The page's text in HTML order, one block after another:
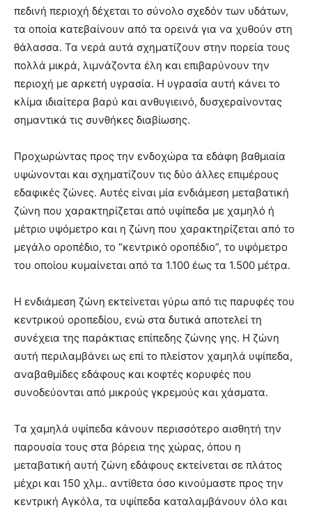
πεδινή περιοχή δέχεται το σύνολο σχεδόν των υδάτων,
τα οποία κατεβαίνουν από τα ορεινά για να χυθούν στη
θάλασσα. Τα νερά αυτά σχηματίζουν στην πορεία τους
πολλά μικρά, λιμνάζοντα έλη και επιβαρύνουν την
περιοχή με αρκετή υγρασία. Η υγρασία αυτή κάνει το
κλίμα ιδιαίτερα βαρύ και ανθυγιεινό, δυσχεραίνοντας
σημαντικά τις συνθήκες διαβίωσης.
Προχωρώντας προς την ενδοχώρα τα εδάφη βαθμιαία
υψώνονται και σχηματίζουν τις δύο άλλες επιμέρους
εδαφικές ζώνες. Αυτές είναι μία ενδιάμεση μεταβατική
ζώνη που χαρακτηρίζεται από υψίπεδα με χαμηλό ή
μέτριο υψόμετρο και η ζώνη που χαρακτηρίζεται από το
μεγάλο οροπέδιο, το “κεντρικό οροπέδιο”, το υψόμετρο
του οποίου κυμαίνεται από τα 1.100 έως τα 1.500 μέτρα.
Η ενδιάμεση ζώνη εκτείνεται γύρω από τις παρυφές του
κεντρικού οροπεδίου, ενώ στα δυτικά αποτελεί τη
συνέχεια της παράκτιας επίπεδης ζώνης γης. Η ζώνη
αυτή περιλαμβάνει ως επί το πλείστον χαμηλά υψίπεδα,
αναβαθμίδες εδάφους και κοφτές κορυφές που
συνοδεύονται από μικρούς γκρεμούς και χάσματα.
Τα χαμηλά υψίπεδα κάνουν περισσότερο αισθητή την
παρουσία τους στα βόρεια της χώρας, όπου η
μεταβατική αυτή ζώνη εδάφους εκτείνεται σε πλάτος
μέχρι και 150 χλμ.. αντίθετα όσο κινούμαστε προς την
κεντρική Αγκόλα, τα υψίπεδα καταλαμβάνουν όλο και